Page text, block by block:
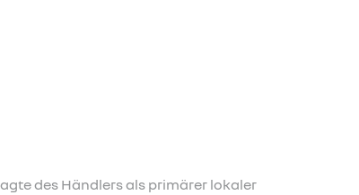
des Händlers als primärer lokaler